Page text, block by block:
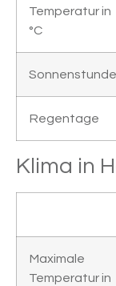
Temperatur in
°C
Regentage
Klima in
Maximale
Temperatur in